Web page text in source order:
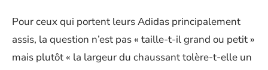
Pour ceux qui portent leurs Adidas principalement
assis, la question n’est pas « taille-t-il grand ou petit »
mais plutôt « la largeur du chaussant tolère-t-elle un